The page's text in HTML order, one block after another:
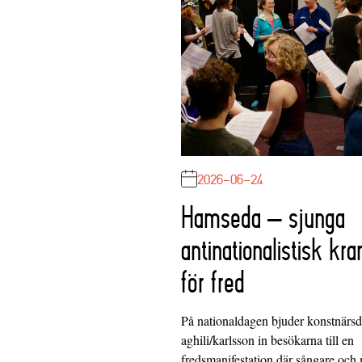
2026-06-24
Hamseda – sjunga
antinationalistisk
för fred
På nationaldagen bjuder
aghili/karlsson in besökarna till en